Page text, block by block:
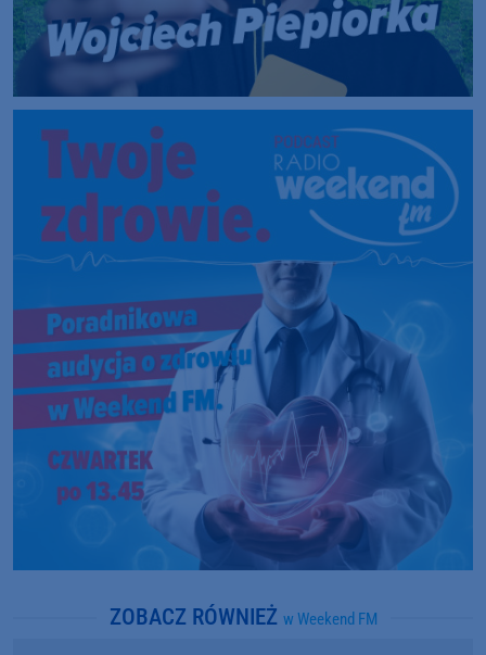
ZOBACZ RÓWNIEŻ w Weekend FM